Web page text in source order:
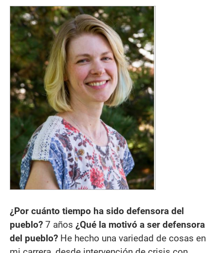
¿Por cuánto tiempo ha sido defensora del
pueblo? 7 años ¿Qué la motivó a ser defensora
del pueblo? He hecho una variedad de cosas en